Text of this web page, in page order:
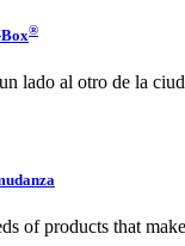
®
lado al otro de la
of products that